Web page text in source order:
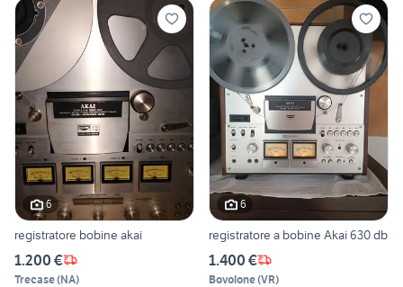
6
registratore bobine akai
1.200 €
Trecase(NA)
6
registratore a bobine Akai 630 db
1.400 €
Bovolone(VR)